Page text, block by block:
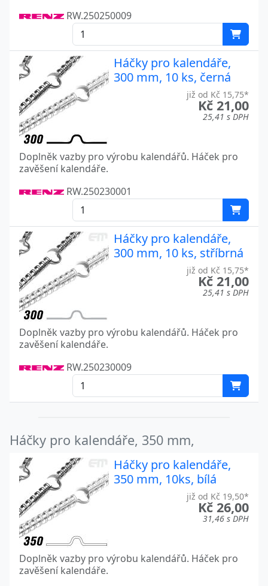
RW.250250009
Háčky pro kalendáře,
300 mm, 10 ks, černá
již od Kč 15,75*
Kč 21,00
25,41 s DPH
Doplněk vazby pro výrobu kalendářů. Háček pro
zavěšení kalendáře.
RW.250230001
Háčky pro kalendáře,
300 mm, 10 ks, stříbrná
již od Kč 15,75*
Kč 21,00
25,41 s DPH
Doplněk vazby pro výrobu kalendářů. Háček pro
zavěšení kalendáře.
RW.250230009
Háčky pro kalendáře, 350 mm,
Háčky pro kalendáře,
350 mm, 10ks, bílá
již od Kč 19,50*
Kč 26,00
31,46 s DPH
Doplněk vazby pro výrobu kalendářů. Háček pro
zavěšení kalendáře.